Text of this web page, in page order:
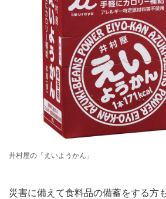
井村屋の「えいようかん」
災害に備えて食料品の備蓄をする方